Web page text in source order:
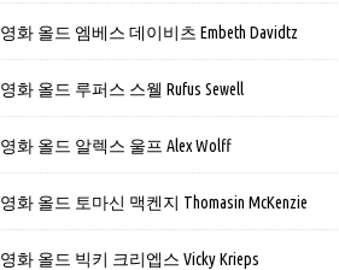
영화 올드 엠베스 데이비츠 Embeth Davidtz
영화 올드 루퍼스 스웰 Rufus Sewell
영화 올드 알렉스 울프 Alex Wolff
영화 올드 토마신 맥켄지 Thomasin McKenzie
영화 올드 빅키 크리엡스 Vicky Krieps